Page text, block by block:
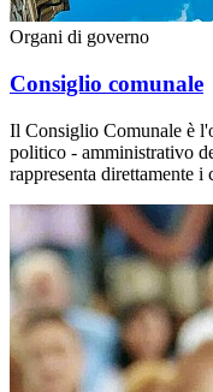
Organi di governo
Consiglio comunale
Il Consiglio Comunale è
politico - amministrativo
rappresenta direttamente i